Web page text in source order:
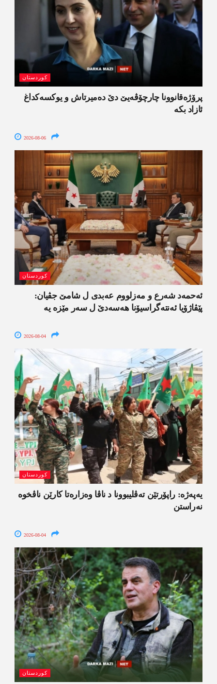
کوردستان
پرۆژەقانوونا چارچۆڤەیێ دێ دەمیرتاش و یوکسەکداغ
ئازاد بکە
2026-08-06
کوردستان
ئەحمەد شەرع و مەزلووم عەبدی ل شامێ جڤیان:
پێڤاژۆیا ئەنتەگراسیۆنا ھەسەدێ ل سەر مێزە یە
2026-08-04
کوردستان
یەپەژە: راپۆرتێن تەڤلیبوونا د ناڤا وەزارەتا کارێن ناڤخوە
نەراستن
2026-08-04
کوردستان